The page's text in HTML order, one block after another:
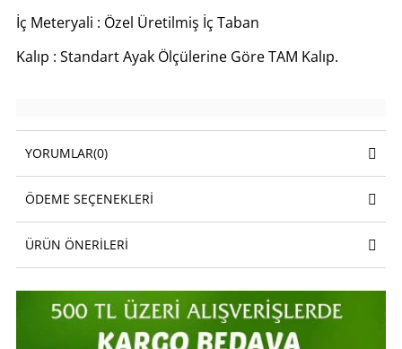
İç Meteryali : Özel Üretilmiş İç Taban
Kalıp : Standart Ayak Ölçülerine Göre TAM Kalıp.
YORUMLAR(0)
ÖDEME SEÇENEKLERI
ÜRÜN ÖNERILERI